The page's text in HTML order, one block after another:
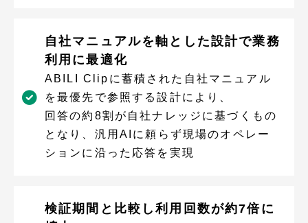
自社マニュアルを軸とした設計で業務
利用に最適化
ABILI Clipに蓄積された自社マニュアル
を最優先で参照する設計により、
回答の約8割が自社ナレッジに基づくもの
となり、汎用AIに頼らず現場のオペレー
ションに沿った応答を実現
検証期間と比較し利用回数が約7倍に